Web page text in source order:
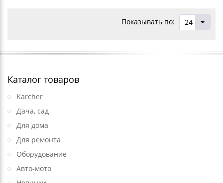
Показывать по: 24
Каталог товаров
Karcher
Дача, сад
Для дома
Для ремонта
Оборудование
Авто-мото